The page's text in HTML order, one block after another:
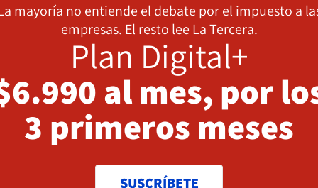
mayoría no entiende el debate por el impuesto a
empresas. El resto lee La Tercera.
Plan Digital+
al mes, por
3 primeros meses
SUSCRÍBETE